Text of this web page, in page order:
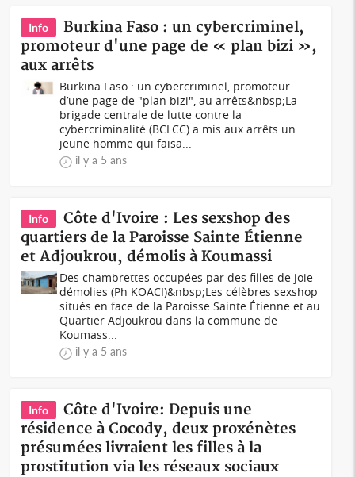
Info
Burkina Faso : un cybercriminel,
promoteur d'une page de « plan bizi »,
aux arrêts
Burkina Faso : un cybercriminel, promoteur
d’une page de "plan bizi", au arrêts&nbsp;La
brigade centrale de lutte contre la
cybercriminalité (BCLCC) a mis aux arrêts un
jeune homme qui faisa...
il y a 5 ans
Info
Côte d'Ivoire : Les sexshop des
quartiers de la Paroisse Sainte Étienne
et Adjoukrou, démolis à Koumassi
Des chambrettes occupées par des filles de joie
démolies (Ph KOACI)&nbsp;Les célèbres sexshop
situés en face de la Paroisse Sainte Étienne et au
Quartier Adjoukrou dans la commune de
Koumass...
il y a 5 ans
Info
Côte d'Ivoire: Depuis une
résidence à Cocody, deux proxénètes
présumées livraient les filles à la
prostitution via les réseaux sociaux